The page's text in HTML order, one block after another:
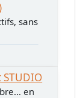
sans
STUDIO
en